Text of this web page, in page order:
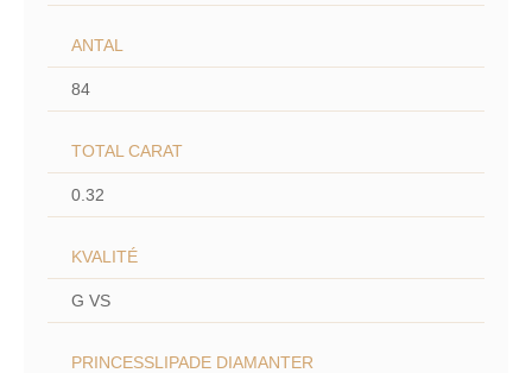
ANTAL
84
TOTAL CARAT
0.32
KVALITÉ
G VS
PRINCESSLIPADE DIAMANTER